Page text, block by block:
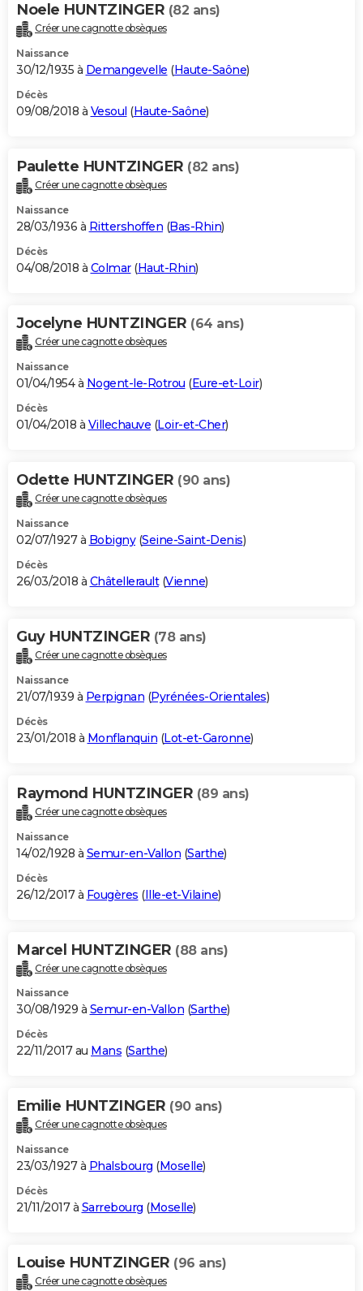
Noele HUNTZINGER (82 ans)
Créer une cagnotte obsèques
Naissance
30/12/1935 à Demangevelle (Haute-Saône)
Décès
09/08/2018 à Vesoul (Haute-Saône)
Paulette HUNTZINGER (82 ans)
Créer une cagnotte obsèques
Naissance
28/03/1936 à Rittershoffen (Bas-Rhin)
Décès
04/08/2018 à Colmar(Haut-Rhin)
Jocelyne HUNTZINGER (64 ans)
Créer une cagnotte obsèques
Naissance
01/04/1954 à Nogent-le-Rotrou (Eure-et-Loir)
Décès
01/04/2018 à Villechauve (Loir-et-Cher)
Odette HUNTZINGER (90 ans)
Créer une cagnotte obsèques
Naissance
02/07/1927 à Bobigny(Seine-Saint-Denis)
Décès
26/03/2018 à Châtellerault(Vienne)
Guy HUNTZINGER (78 ans)
Créer une cagnotte obsèques
Naissance
21/07/1939 à Perpignan (Pyrénées-Orientales)
Décès
23/01/2018 à Monflanquin (Lot-et-Garonne)
Raymond HUNTZINGER (89 ans)
Créer une cagnotte obsèques
Naissance
14/02/1928 à Semur-en-Vallon (Sarthe)
Décès
26/12/2017 à Fougères (Ille-et-Vilaine)
Marcel HUNTZINGER (88 ans)
Créer une cagnotte obsèques
Naissance
30/08/1929 à Semur-en-Vallon (Sarthe)
Décès
22/11/2017 au Mans (Sarthe)
Emilie HUNTZINGER (90 ans)
Créer une cagnotte obsèques
Naissance
23/03/1927 à Phalsbourg (Moselle)
Décès
21/11/2017 à Sarrebourg (Moselle)
Louise HUNTZINGER (96 ans)
Créer une cagnotte obsèques